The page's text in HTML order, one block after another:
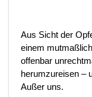
Aus Sicht der
einem
offenbar
herumzureisen –
Außer uns.